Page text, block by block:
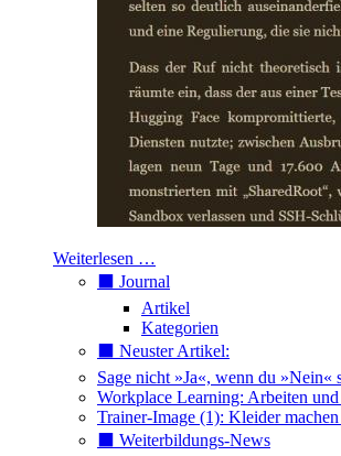
Weiterlesen …
⬛️ Journal
Artikel
Kategorien
⬛️ Neuster Artikel:
Sage nicht »Ja«, wenn du »Nein«
Workplace Learning: Arbeiten
Trainer-Image (1): Kleider
⬛️ Weiterbildungs-News